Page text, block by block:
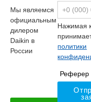
Нажимая
политики
Реферер
Мы являемся
официальным
дилером
Daikin в
России